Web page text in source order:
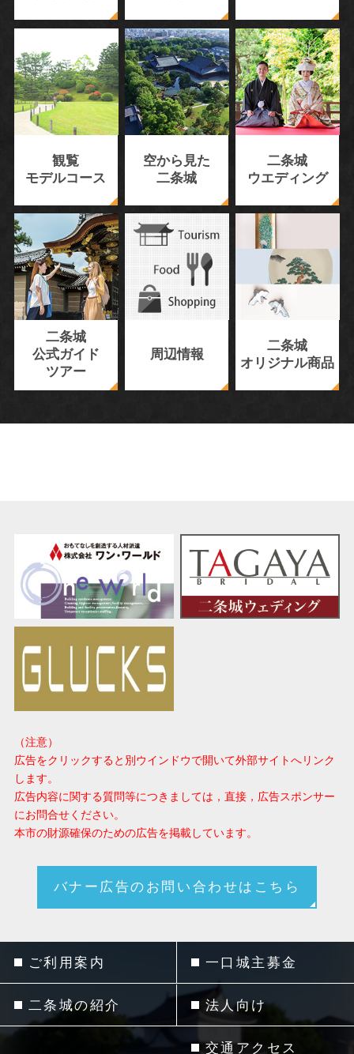
観覧
モデルコース
空から見た
二条城
二条城
ウエディング
二条城
公式ガイド
ツアー
周辺情報
二条城
オリジナル商品
（注意）
広告をクリックすると別ウインドウで開いて外部サイトへリンク
します。
広告内容に関する質問等につきましては，直接，広告スポンサー
にお問合せください。
本市の財源確保のための広告を掲載しています。
バナー広告のお問い合わせはこちら
ご利用案内
二条城の紹介
一口城主募金
法人向け
交通アクセス